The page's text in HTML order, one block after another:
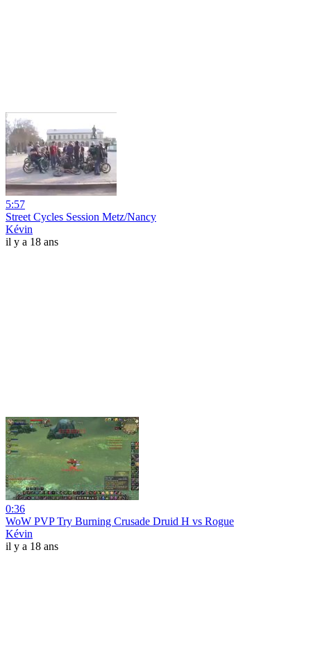
5:57
Street Cycles Session Metz/Nancy
Kévin
il y a 18 ans
0:36
WoW PVP Try Burning Crusade Druid H vs Rogue
Kévin
il y a 18 ans